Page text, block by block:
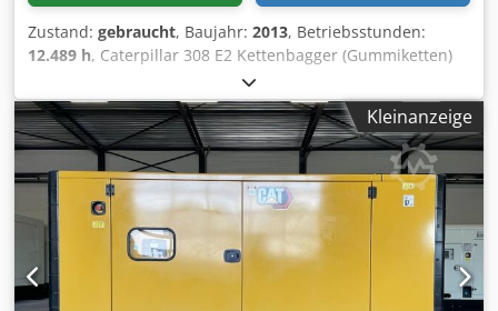
Zustand: gebraucht, Baujahr: 2013, Betriebsstunden:
12.489 h, Caterpillar 308 E2 Kettenbagger (Gummiketten)
mit Schild ? Betriebsstunden: ca. 12489 h ? FIN:
CAT0308EATMX01275 Ausstattung: ? Gummiketten ?
Planierschild ? Schnellwechsler ? Powertilt ? 4 Löffel
inklusive ? Baujahr: 2013 Gewicht: ? Einsatzgewicht: ca.
8.300 kg Netto* Alle Angaben ohen Gewähr Crjdpfx Asy I
Ibfegmjf Tel. : anrufen (Kontakt · Telefon · Handy ·
WhatsApp)
Kleinanzeige